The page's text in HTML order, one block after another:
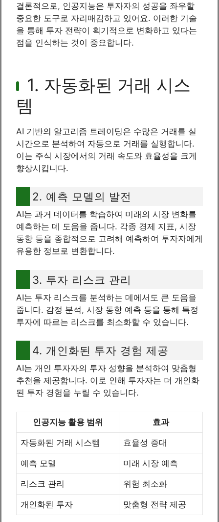
결론적으로, 인공지능은 투자자의 성공을 좌우할
중요한 도구로 자리매김하고 있어요. 이러한 기술
을 통해 투자 전략이 획기적으로 변화하고 있다는
점을 인식하는 것이 중요합니다.
1. 자동화된 거래 시스
템
AI 기반의 알고리즘 트레이딩은 수많은 거래를 실
시간으로 분석하여 자동으로 거래를 실행합니다.
이는 주식 시장에서의 거래 속도와 효율성을 크게
향상시킵니다.
2. 예측 모델의 발전
AI는 과거 데이터를 학습하여 미래의 시장 변화를
예측하는 데 도움을 줍니다. 각종 경제 지표, 시장
동향 등을 종합적으로 고려해 예측하여 투자자에게
유용한 정보로 변환합니다.
3. 투자 리스크 관리
AI는 투자 리스크를 분석하는 데에서도 큰 도움을
줍니다. 감정 분석, 시장 동향 예측 등을 통해 특정
투자에 따르는 리스크를 최소화할 수 있습니다.
4. 개인화된 투자 경험 제공
AI는 개인 투자자의 투자 성향을 분석하여 맞춤형
추천을 제공합니다. 이로 인해 투자자는 더 개인화
된 투자 경험을 누릴 수 있습니다.
인공지능 활용 범위 효과
자동화된 거래 시스템 효율성 증대
예측 모델 미래 시장 예측
리스크 관리 위험 최소화
개인화된 투자 맞춤형 전략 제공